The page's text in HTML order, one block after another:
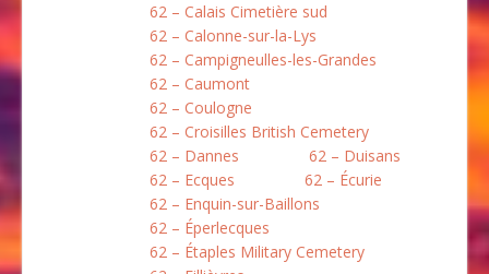
62 – Calais Cimetière sud
62 – Calonne-sur-la-Lys
62 – Campigneulles-les-Grandes
62 – Caumont
62 – Coulogne
62 – Croisilles British Cemetery
62 – Dannes
62 – Duisans
62 – Ecques
62 – Écurie
62 – Enquin-sur-Baillons
62 – Éperlecques
62 – Étaples Military Cemetery